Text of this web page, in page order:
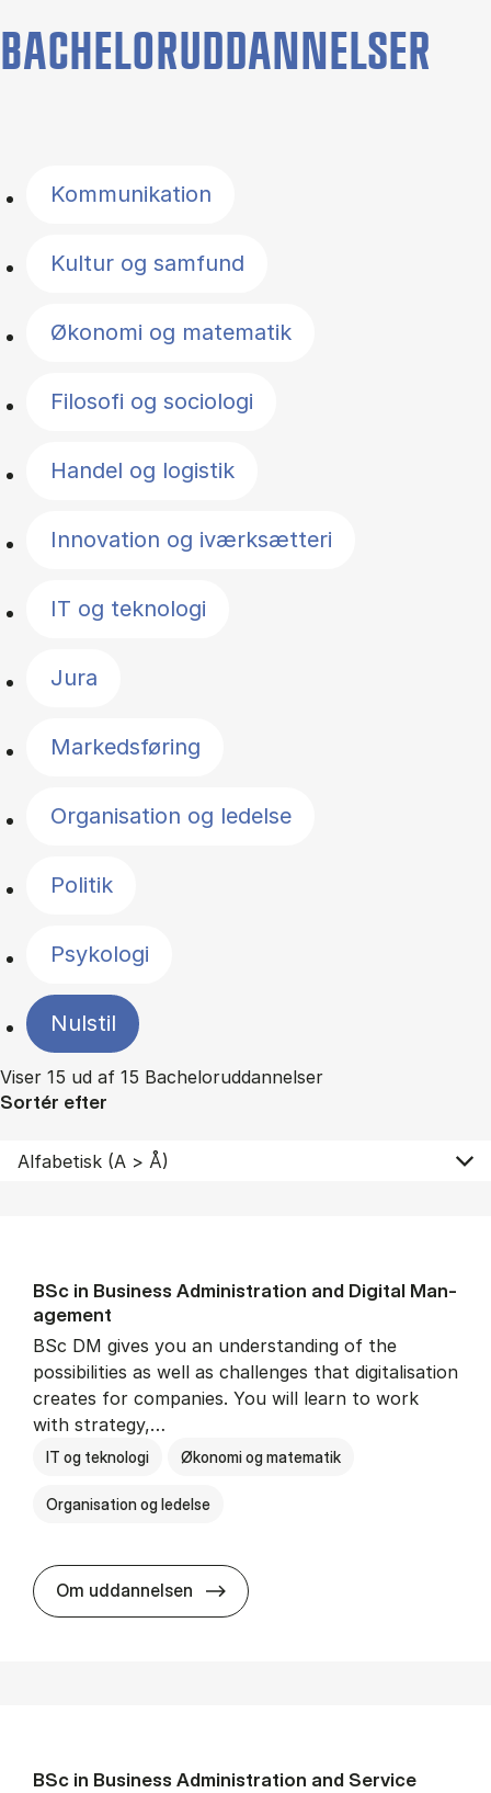
BACHELORUDDANNELSER
Kommunikation
Kultur og samfund
Økonomi og matematik
Filosofi og sociologi
Handel og logistik
Innovation og iværksætteri
IT og teknologi
Jura
Markedsføring
Organisation og ledelse
Politik
Psykologi
Nulstil
Viser 15 ud af 15 Bacheloruddannelser
Sortér efter
BSc in Busi­ness Ad­min­is­tra­tion and Di­git­al Man­
age­ment
BSc DM gives you an understanding of the
possibilities as well as challenges that digitalisation
creates for companies. You will learn to work
with strategy,…
IT og teknologi Økonomi og matematik
Organisation og ledelse
Om uddannelsen BSc in Busi­ness Ad­min­is­tra­tion
BSc in Busi­ness Ad­min­is­tra­tion and Ser­vice